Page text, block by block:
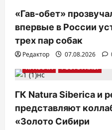
«Гав-обет»
впервые в России
трех пар собак
Редактор 07.08.2026
КРАСОТА
РЕСТОРАНЫ
ГК Natura Siberica и
представляют
«Золото Сибири